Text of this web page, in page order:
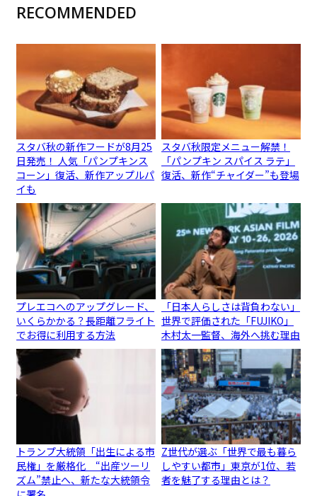
RECOMMENDED
スタバ秋の新作フードが8月25
日発売！ 人気「パンプキンス
コーン」復活、新作アップルパ
イも
スタバ秋限定メニュー解禁！
「パンプキン スパイス ラテ」
復活、新作“チャイダー”も登場
プレエコへのアップグレード、
いくらかかる？長距離フライト
でお得に利用する方法
「日本人らしさは背負わない」
世界で評価された「FUJIKO」
木村太一監督、海外へ挑む理由
トランプ大統領「出生による市
民権」を厳格化 “出産ツーリ
ズム”禁止へ、新たな大統領令
Z世代が選ぶ「世界で最も暮ら
しやすい都市」東京が1位、若
者を魅了する理由とは？